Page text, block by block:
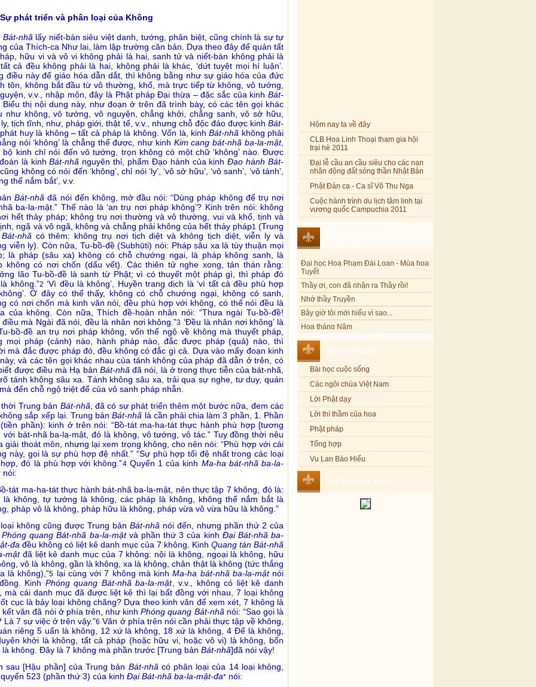
phát triển và phân loại của Không
Bát-nhãlấy niết-bàn siêu việt danh, tướng, phân biệt, cũng chính là sự tự
của Thích-ca Như lai, làm lập trường căn bản. Dựa theo đây để quán tất
hữu vi và vô vi không phải là hai, sanh tử và niết-bàn không phải là
cả đều không phải là hai, không phải là khác, ‘dứt tuyệt mọi hí luận’.
điều này để giáo hóa dẫn dắt, thì không bằng như sự giáo hóa của đức
tôn, không bắt đầu từ vô thường, khổ, mà trực tiếp từ không, vô tướng,
v.v., nhập môn, đây là Phật pháp Đại thừa – đặc sắc của kinh Bát-
. Biểu thị nội dung này, như đoạn ở trên đã trình bày, có các tên gọi khác
như không, vô tướng, vô nguyện, chẳng khởi, chẳng sanh, vô sở hữu,
tịch tĩnh, như, pháp giới, thật tế, v.v., nhưng chỗ độc đáo được kinh Bát-
phát huy là không – tất cả pháp là không. Vốn là, kinhBát-nhã không phải
nói ‘không’ là chẳng thể được, như kinh Kim cang bát-nhã ba-la-mật,
bộ kinh chỉ nói đến vô tướng, trọn không có một chữ ‘không’ nào. Được
là kinhBát-nhã nguyên thỉ, phẩm Đạo hành của kinhĐạo hành Bát-
cũng không có nói đến ‘không’, chỉ nói ‘ly’, ‘vô sở hữu’, ‘vô sanh’, ‘vô tánh’,
thể nắm bắt’, v.v.
Bát-nhã đã nói đến không, mở đầu nói: “Dùng pháp không để trụ nơi
ba-la-mật.” Thế nào là ‘an trụ nơi pháp không’? Kinh trên nói: không
hết thảy pháp; không trụ nơi thường và vô thường, vui và khổ, tịnh và
ngã và vô ngã, không và chẳng phải không của hết thảy pháp1 (Trung
Bát-nhãcó thêm: không trụ nơi tịch diệt và không tịch diệt, viễn ly và
viễn ly). Còn nữa, Tu-bồ-đề (Subhūti) nói: Pháp sâu xa là tùy thuận mọi
là pháp (sâu xa) không có chỗ chướng ngại, là pháp không sanh, là
không có nơi chốn (dấu vết). Các thiên tử nghe xong, tán thán rằng:
lão Tu-bồ-đề là sanh từ Phật; vì có thuyết một pháp gì, thì pháp đó
không.”2 ‘Vì đều là không’, Huyền trang dịch là ‘vì tất cả đều phù hợp
Ở đây có thể thấy, không có chỗ chướng ngại, không có sanh,
có nơi chốn mà kinh văn nói, đều phù hợp với không, có thể nói đều là
của không. Còn nữa, Thích đề-hoàn nhân nói: “Thưa ngài Tu-bồ-đề!
điều mà Ngài đã nói, đều là nhân nơi không.”3 ‘Đều là nhân nơi không’ là
bồ-đề an trụ nơi pháp không, vốn thể ngộ về không mà thuyết pháp,
mọi pháp (cảnh) nào, hành pháp nào, đắc được pháp (quả) nào, thì
mà đắc được pháp đó, đều không có đắc gì cả. Dựa vào mấy đoạn kinh
và các tên gọi khác nhau của tánh không của pháp đã dẫn ở trên, có
được điều mà Hạ bản Bát-nhãđã nói, là ở trong thực tiễn của bát-nhã,
tánh không sâu xa. Tánh không sâu xa, trải qua sự nghe, tư duy, quán
đến chỗ ngộ triệt để của vô sanh pháp nhẫn.
Trung bản Bát-nhã, đã có sự phát triển thêm một bước nữa, đem các
sắp xếp lại. Trung bảnBát-nhã là cần phải chia làm 3 phần, 1. Phần
phần): kinh ở trên nói: “Bồ-tát ma-ha-tát thực hành phù hợp [tương
với bát-nhã ba-la-mật, đó là không, vô tướng, vô tác.” Tuy đồng thời nêu
giải thoát môn, nhưng lại xem trọng không, cho nên nói: “Phù hợp với cái
này, gọi là sự phù hợp đệ nhất.” “Sự phù hợp tối đệ nhất trong các loại
đó là phù hợp với không.”4Quyển 1 của kinh Ma-ha bát-nhã ba-la-
nói:
tát ma-ha-tát thực hành bát-nhã ba-la-mật, nên thực tập 7 không, đó là:
là không, tự tướng là không, các pháp là không, không thể nắm bắt là
pháp vô là không, pháp hữu là không, pháp vừa vô vừa hữu là không.”
không cũng được Trung bản Bát-nhã nói đến, nhưng phần thứ 2 của
Phóng quang Bát-nhã ba-la-mậtvà phần thứ 3 của kinh Đại Bát-nhã ba-
đa đều không có liệt kê danh mục của 7 không. Kinh Quang tán Bát-nhã
mậtđã liệt kê danh mục của 7 không: nội là không, ngoại là không, hữu
vô là không, gần là không, xa là không, chân thật là không (tức thắng
là không),”5 lại cùng với 7 không mà kinhMa-ha bát-nhã ba-la-mật nói
Kinh Phóng quang Bát-nhã ba-la-mật, v.v., không có liệt kê danh
mà cái danh mục đã được liệt kê thì lại bất đồng với nhau, 7 loại không
cục là bảy loại không chăng? Dựa theo kinh văn để xem xét, 7 không là
kết văn đã nói ở phía trên, như kinhPhóng quang Bát-nhãnói: “Sao gọi là
Là 7 sự việc ở trên vậy.”6 Văn ở phía trên nói cần phải thực tập về không,
riêng 5 uẩn là không, 12 xứ là không, 18 xứ là không, 4 Đế là không,
khởi là không, tất cả pháp (hoặc hữu vi, hoặc vô vi) là không, bổn
là không. Đây là 7 không mà phần trước [Trung bản Bát-nhã]đã nói vậy!
sau [Hậu phần] của Trung bản Bát-nhã có phân loại của 14 loại không,
523 (phần thứ 3) của kinh Đại Bát-nhã ba-la-mật-đa* nói:
Hôm nay ta về đây
CLB Hoa Linh Thoại tham gia hội
trại hè 2011
Đại lễ cầu an cầu siêu cho các nạn
nhân động đất sóng thần Nhật Bản
Phật Đản ca - Ca sĩ Võ Thu Nga
Cuộc hành trình du lịch tâm linh tại
vương quốc Campuchia 2011
Đại học Hoa Phạm Đài Loan - Mùa hoa
Thầy ơi, con đã nhận ra Thầy rồi!
Nhớ thầy Truyền
Bây giờ tôi mới hiểu vì sao...
Hoa tháng Năm
Cổ phần công đức
Đi tìm vũ khúc mùa hè
Mơ màng Phật dạy....
Lời thú tội của chị gái nhỏ nhen
Slide Powerpoint
Bài học cuộc sống
Các ngôi chùa Việt Nam
Lời Phật dạy
Lời thì thầm của hoa
Phật pháp
Tổng hợp
Vu Lan Báo Hiếu
CLB Hoa Linh Thoại